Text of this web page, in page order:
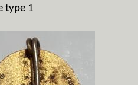
type 1